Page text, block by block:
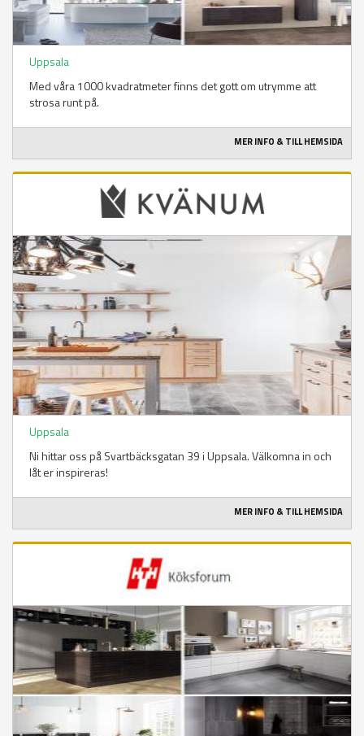
Uppsala
Med våra 1000 kvadratmeter finns det gott om utrymme att
strosa runt på.
MER INFO & TILL HEMSIDA
Uppsala
Ni hittar oss på Svartbäcksgatan 39 i Uppsala. Välkomna in och
låt er inspireras!
MER INFO & TILL HEMSIDA